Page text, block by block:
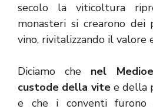
secolo la viticoltura
monasteri si crearono dei
vino, rivitalizzando il valore
Diciamo che nel
custode della vitee della
e che i conventi furono